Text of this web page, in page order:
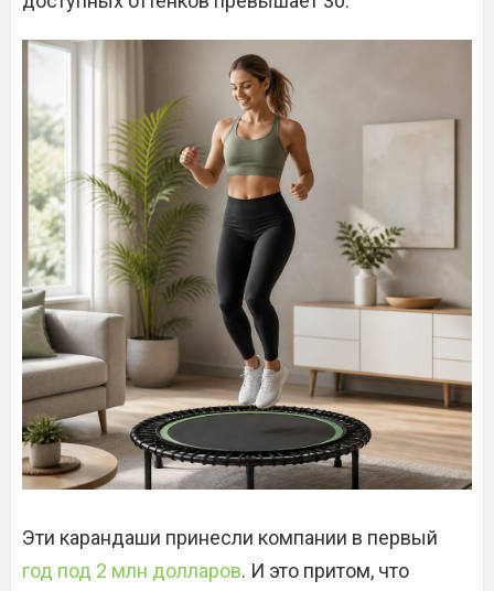
Эти карандаши принесли компании в первый
год под 2 млн долларов. И это притом, что